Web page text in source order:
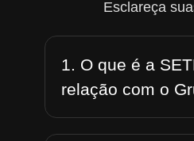
Esclareça
1. O que é a
relação com o